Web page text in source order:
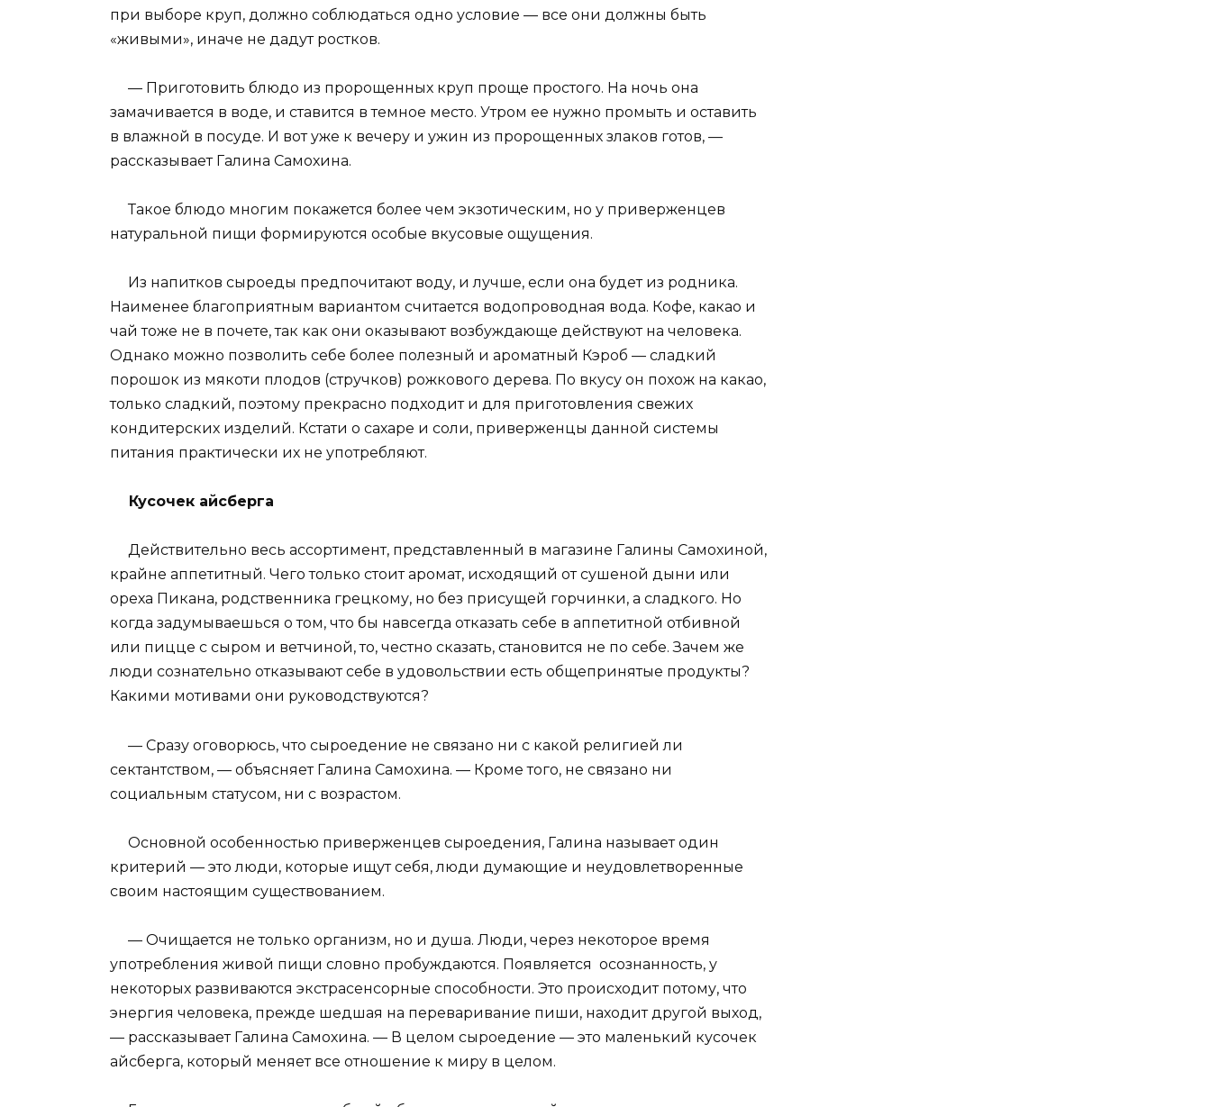
при выборе круп, должно соблюдаться одно условие — все они должны быть
«живыми», иначе не дадут ростков.
— Приготовить блюдо из пророщенных круп проще простого. На ночь она
замачивается в воде, и ставится в темное место. Утром ее нужно промыть и оставить
в влажной в посуде. И вот уже к вечеру и ужин из пророщенных злаков готов, —
рассказывает Галина Самохина.
Такое блюдо многим покажется более чем экзотическим, но у приверженцев
натуральной пищи формируются особые вкусовые ощущения.
Из напитков сыроеды предпочитают воду, и лучше, если она будет из родника.
Наименее благоприятным вариантом считается водопроводная вода. Кофе, какао и
чай тоже не в почете, так как они оказывают возбуждающе действуют на человека.
Однако можно позволить себе более полезный и ароматный Кэроб — сладкий
порошок из мякоти плодов (стручков) рожкового дерева. По вкусу он похож на какао,
только сладкий, поэтому прекрасно подходит и для приготовления свежих
кондитерских изделий. Кстати о сахаре и соли, приверженцы данной системы
питания практически их не употребляют.
Кусочек айсберга
Действительно весь ассортимент, представленный в магазине Галины Самохиной,
крайне аппетитный. Чего только стоит аромат, исходящий от сушеной дыни или
ореха Пикана, родственника грецкому, но без присущей горчинки, а сладкого. Но
когда задумываешься о том, что бы навсегда отказать себе в аппетитной отбивной
или пицце с сыром и ветчиной, то, честно сказать, становится не по себе. Зачем же
люди сознательно отказывают себе в удовольствии есть общепринятые продукты?
Какими мотивами они руководствуются?
— Сразу оговорюсь, что сыроедение не связано ни с какой религией ли
сектантством, — объясняет Галина Самохина. — Кроме того, не связано ни
социальным статусом, ни с возрастом.
Основной особенностью приверженцев сыроедения, Галина называет один
критерий — это люди, которые ищут себя, люди думающие и неудовлетворенные
своим настоящим существованием.
— Очищается не только организм, но и душа. Люди, через некоторое время
употребления живой пищи словно пробуждаются. Появляется осознанность, у
некоторых развиваются экстрасенсорные способности. Это происходит потому, что
энергия человека, прежде шедшая на переваривание пиши, находит другой выход,
— рассказывает Галина Самохина. — В целом сыроедение — это маленький кусочек
айсберга, который меняет все отношение к миру в целом.